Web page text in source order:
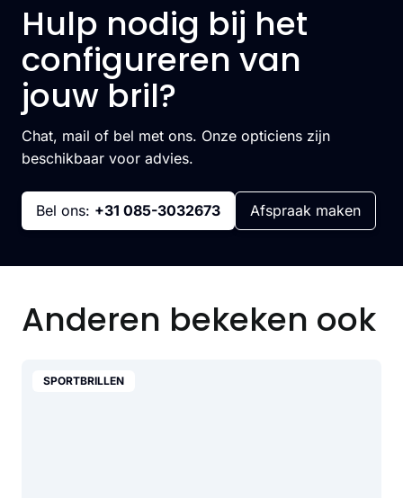
Hulp nodig bij het
configureren van
jouw bril?
Chat, mail of bel met ons. Onze opticiens zijn
beschikbaar voor advies.
Bel ons: +31 085-3032673 Afspraak maken
Anderen bekeken ook
SPORTBRILLEN